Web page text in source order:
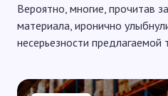
Вероятно, многие, прочитав
материала, иронично
несерьезности